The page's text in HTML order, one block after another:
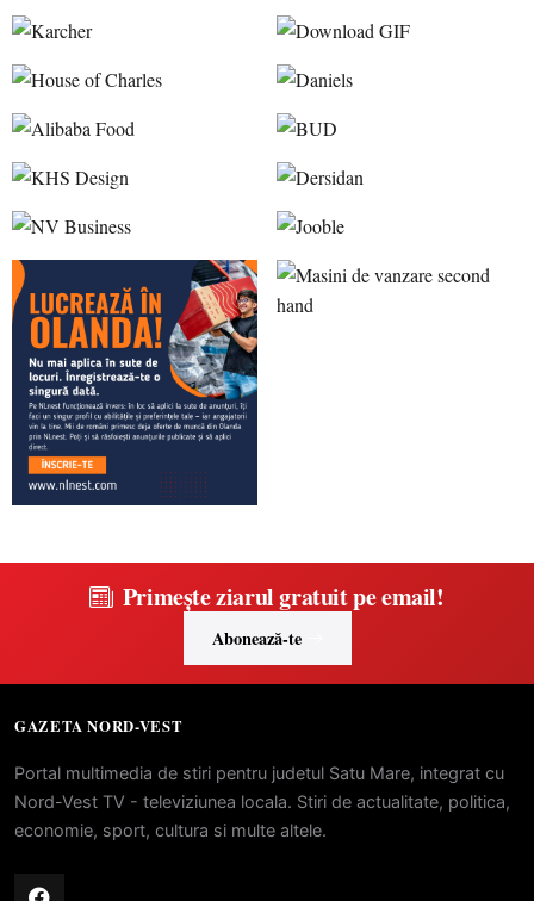
Primește ziarul gratuit pe email!
Abonează-te
GAZETA NORD-VEST
Portal multimedia de stiri pentru judetul Satu Mare, integrat cu
Nord-Vest TV - televiziunea locala. Stiri de actualitate, politica,
economie, sport, cultura si multe altele.